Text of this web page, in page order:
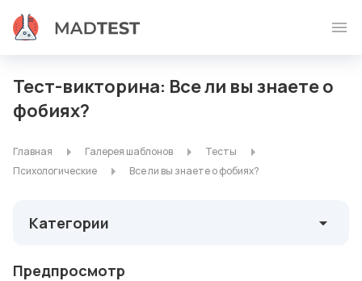
Тест-викторина: Все ли вы знаете о
фобиях?
Главная Галерея шаблонов
Тесты
Психологические
Все ли вы знаете о фобиях?
Категории
Предпросмотр